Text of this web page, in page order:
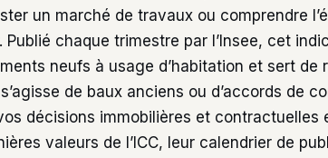
un marché de travaux ou comprendre
chaque trimestre par l’Insee, cet
neufs à usage d’habitation et sert de
de baux anciens ou d’accords de
décisions immobilières et contractuelles
valeurs de l’ICC, leur calendrier de